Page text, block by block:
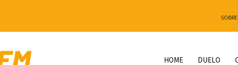
SOBRE
HOME DUELO